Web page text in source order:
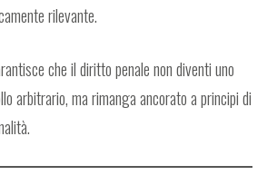
rilevante.
che il diritto penale non diventi uno
arbitrario, ma rimanga ancorato a principi di